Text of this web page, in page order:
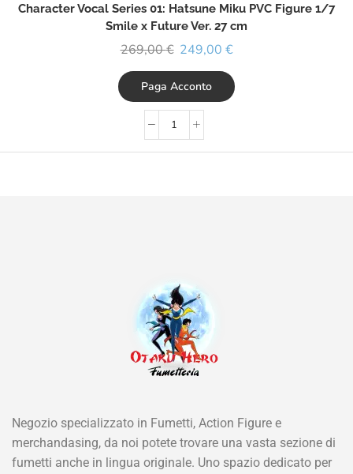
Character Vocal Series 01: Hatsune Miku PVC Figure 1/7
Smile x Future Ver. 27 cm
269,00€ 249,00 €
Paga Acconto
Negozio specializzato in Fumetti, Action Figure e
merchandasing, da noi potete trovare una vasta sezione di
fumetti anche in lingua originale. Uno spazio dedicato per